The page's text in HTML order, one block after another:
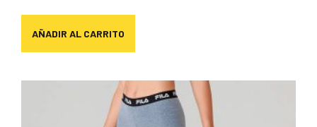
AÑADIR AL CARRITO